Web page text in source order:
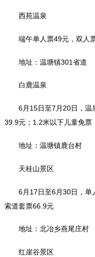
西苑温泉
端午单人票49元，双人
地址：温塘镇301省道
白鹿温泉
6月15日至7月20日，温
39.9元；1.2米以下儿童免票
地址：温塘镇鹿台村
天桂山景区
6月17日至6月30日，单
索道套票66.9元
地址：北冶乡燕尾庄村
红崖谷景区